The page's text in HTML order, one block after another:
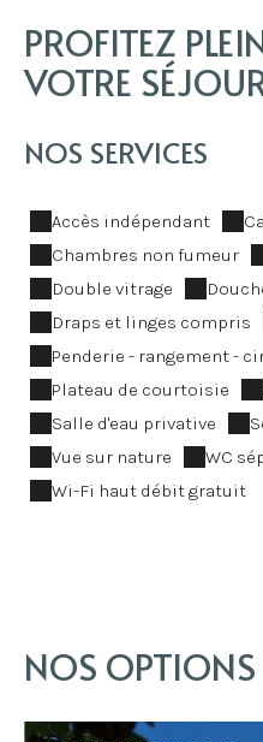
PROFITEZ
VOTRE
NOS SERVICES
Accès indépendant
Chambres non fumeur
Double vitrage
Draps et linges compris
Penderie - rangement -
Plateau de courtoisie
Salle d'eau privative
Vue sur nature
WC
Wi-Fi haut débit gratuit
NOS OPTIONS